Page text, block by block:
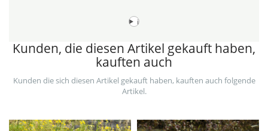
i
Kunden, die diesen Artikel gekauft haben,
kauften auch
Kunden die sich diesen Artikel gekauft haben, kauften auch folgende
Artikel.